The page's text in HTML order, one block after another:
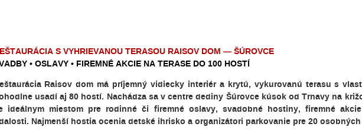
S VYHRIEVANOU TERASOU RAISOV DOM — ŠÚROVCE
• OSLAVY • FIREMNÉ AKCIE NA TERASE DO 100 HOSTÍ
Raisov dom má príjemný vidiecky interiér a krytú, vykurovanú terasu s
usadí aj 80 hostí. Nachádza sa v centre dediny Šúrovce kúsok od Trnavy na
ideálnym miestom pre rodinné či firemné oslavy, svadobné hostiny, firemné
Najmenší hostia ocenia detské ihrisko a organizátori parkovanie pre 20